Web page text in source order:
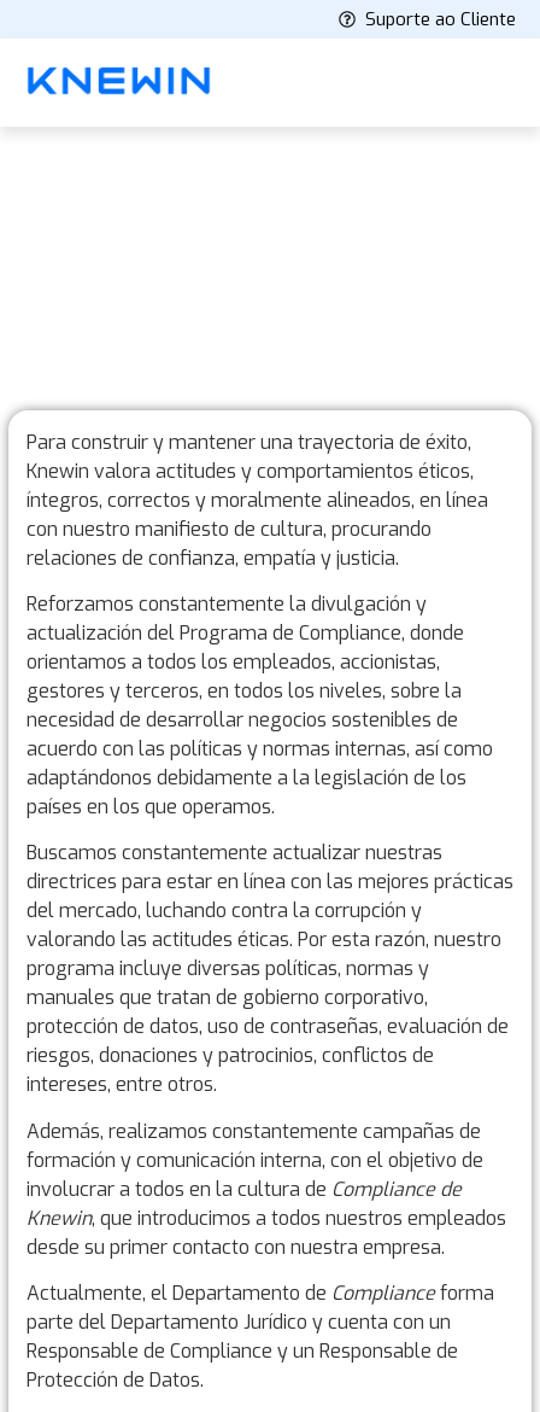
Suporte ao Cliente
Para construir y mantener una trayectoria de éxito,
Knewin valora actitudes y comportamientos éticos,
íntegros, correctos y moralmente alineados, en línea
con nuestro manifiesto de cultura, procurando
relaciones de confianza, empatía y justicia.
Reforzamos constantemente la divulgación y
actualización del Programa de Compliance, donde
orientamos a todos los empleados, accionistas,
gestores y terceros, en todos los niveles, sobre la
necesidad de desarrollar negocios sostenibles de
acuerdo con las políticas y normas internas, así como
adaptándonos debidamente a la legislación de los
países en los que operamos.
Buscamos constantemente actualizar nuestras
directrices para estar en línea con las mejores prácticas
del mercado, luchando contra la corrupción y
valorando las actitudes éticas. Por esta razón, nuestro
programa incluye diversas políticas, normas y
manuales que tratan de gobierno corporativo,
protección de datos, uso de contraseñas, evaluación de
riesgos, donaciones y patrocinios, conflictos de
intereses, entre otros.
Además, realizamos constantemente campañas de
formación y comunicación interna, con el objetivo de
involucrar a todos en la cultura de Compliance de
Knewin, que introducimos a todos nuestros empleados
desde su primer contacto con nuestra empresa.
Actualmente, el Departamento de Complianceforma
parte del Departamento Jurídico y cuenta con un
Responsable de Compliance y un Responsable de
Protección de Datos.